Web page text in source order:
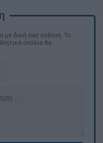
με δική σας ευθύνη. Το
σχόλια θα